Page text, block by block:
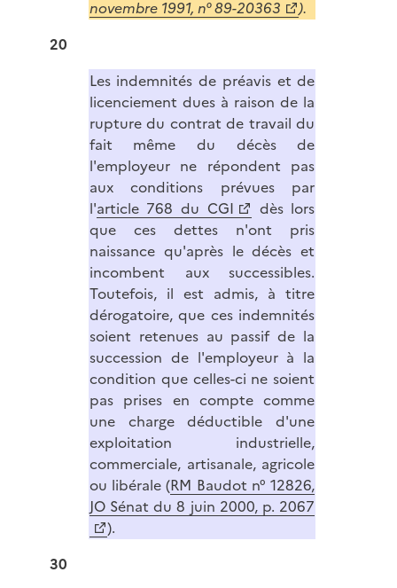
novembre 1991, n° 89-20363
).
20
Les indemnités de préavis et de
licenciement dues à raison de la
rupture du contrat de travail du
fait même du décès de
l'employeur ne répondent pas
aux conditions prévues par
l'article 768 du CGI
dès lors
que ces dettes n'ont pris
naissance qu'après le décès et
incombent aux successibles.
Toutefois, il est admis, à titre
dérogatoire, que ces indemnités
soient retenues au passif de la
succession de l'employeur à la
condition que celles-ci ne soient
pas prises en compte comme
une charge déductible d'une
exploitation industrielle,
commerciale, artisanale, agricole
ou libérale (RM Baudot n° 12826,
JO Sénat du 8 juin 2000, p. 2067
).
30